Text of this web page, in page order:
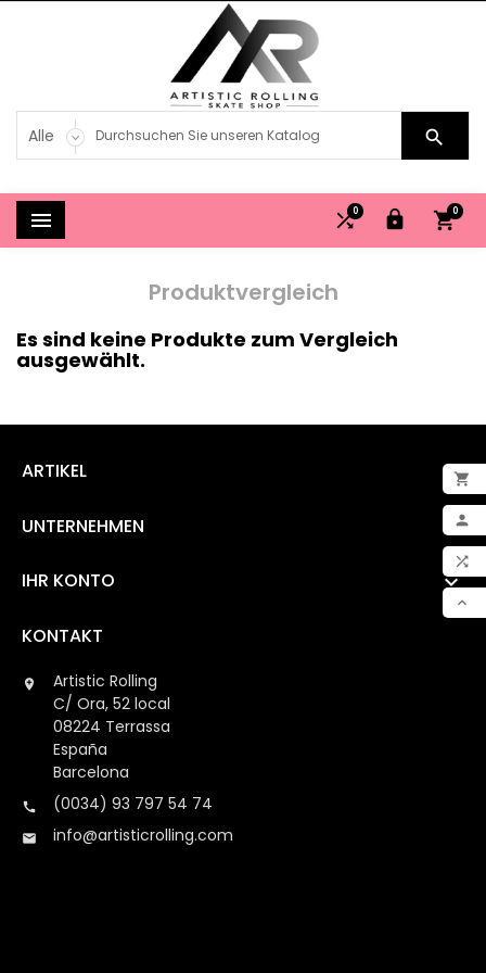





 0


0
Produktvergleich
Es sind keine Produkte zum Vergleich
ausgewählt.
ARTIKEL 
UNTERNEHMEN 
IHR KONTO 
KONTAKT

Artistic Rolling
C/ Ora, 52 local
08224 Terrassa
España
Barcelona
 (0034) 93 797 54 74
 info@artisticrolling.com